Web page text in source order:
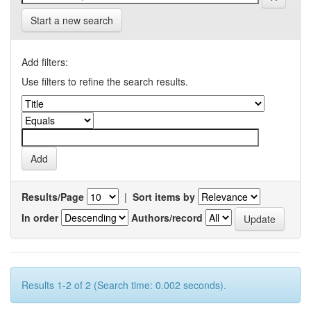
Start a new search
Add filters:
Use filters to refine the search results.
Results/Page | Sort items by
In order
Authors/record
Results 1-2 of 2 (Search time: 0.002 seconds).